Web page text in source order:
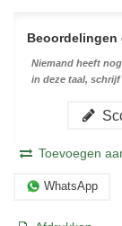
Beoordelingen
Niemand heeft
in deze taal,
Toevoegen
WhatsApp